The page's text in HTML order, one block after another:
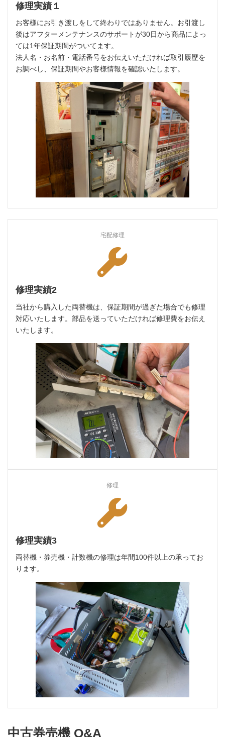
修理実績１
お客様にお引き渡しをして終わりではありません。お引渡し
後はアフターメンテナンスのサポートが30日から商品によっ
ては1年保証期間がついてます。
法人名・お名前・電話番号をお伝えいただければ取引履歴を
お調べし、保証期間やお客様情報を確認いたします。
宅配修理
修理実績2
当社から購入した両替機は、保証期間が過ぎた場合でも修理
対応いたします。部品を送っていただければ修理費をお伝え
いたします。
修理
修理実績3
両替機・券売機・計数機の修理は年間100件以上の承ってお
ります。
中古券売機 Q&A